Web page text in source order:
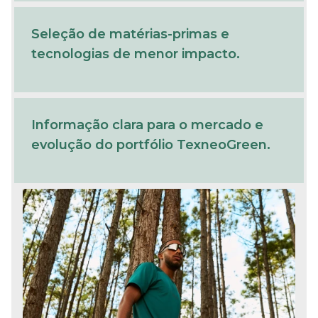
Seleção de matérias-primas e
tecnologias de menor impacto.
Informação clara para o mercado e
evolução do portfólio TexneoGreen.